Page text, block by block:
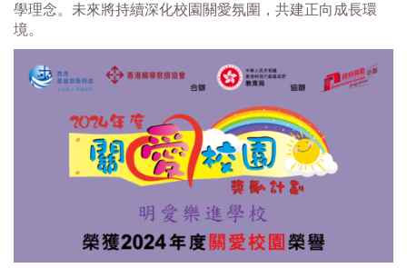
學理念。 未來將持續深化校園關愛氛圍，共建正向成長環
境。